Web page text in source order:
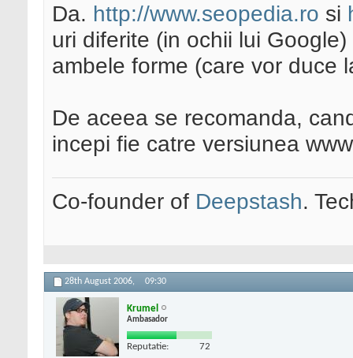
Da. http://www.seopedia.ro si
uri diferite (in ochii lui
ambele forme (care vor duce
De aceea se recomanda,
incepi fie catre versiunea
Co-founder of Deepstash.
28th August 2006, 09:30
Krumel
Ambasador
Reputatie: 72